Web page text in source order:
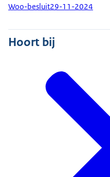
Woo-besluit29-11-2024
Hoort bij